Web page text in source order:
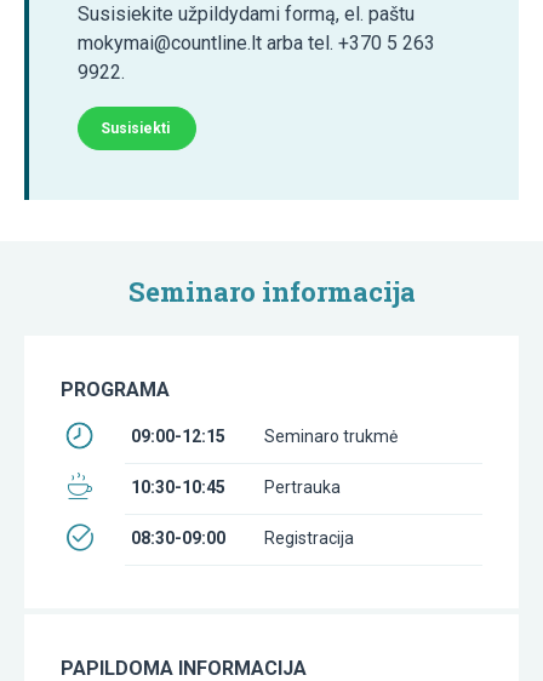
Susisiekite užpildydami formą, el. paštu
mokymai@countline.lt arba tel. +370 5 263
9922.
Susisiekti
Seminaro informacija
PROGRAMA
09:00-12:15 Seminaro trukmė
10:30-10:45 Pertrauka
08:30-09:00 Registracija
PAPILDOMA INFORMACIJA